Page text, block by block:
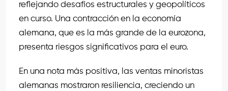
reflejando desafíos estructurales y geopolíticos
en curso. Una contracción en la economía
alemana, que es la más grande de la eurozona,
presenta riesgos significativos para el euro.
En una nota más positiva, las ventas minoristas
alemanas mostraron resiliencia, creciendo un